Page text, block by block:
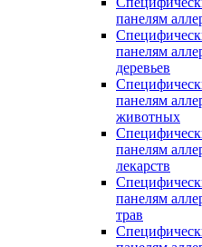
панелям
панелям
деревьев
панелям
животных
панелям
лекарств
панелям
трав